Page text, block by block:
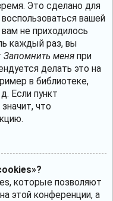
Это сделано для
вашей
не приходилось
каждый раз, вы
Запомнить меня при
делать это на
в библиотеке,
Если пункт
что
которые позволяют
этой конференции, а